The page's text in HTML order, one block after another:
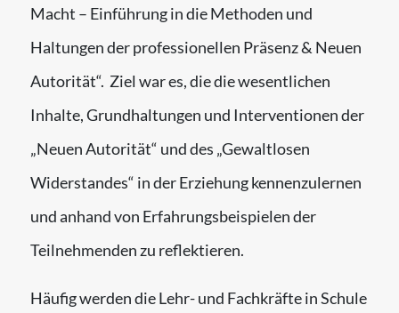
Macht – Einführung in die Methoden und
Haltungen der professionellen Präsenz & Neuen
Autorität“. Ziel war es, die die wesentlichen
Inhalte, Grundhaltungen und Interventionen der
„Neuen Autorität“ und des „Gewaltlosen
Widerstandes“ in der Erziehung kennenzulernen
und anhand von Erfahrungsbeispielen der
Teilnehmenden zu reflektieren.
Häufig werden die Lehr- und Fachkräfte in Schule